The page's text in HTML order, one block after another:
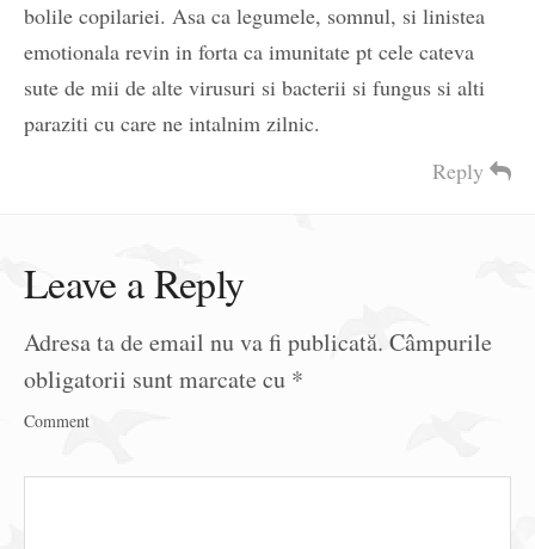
bolile copilariei. Asa ca legumele, somnul, si linistea
emotionala revin in forta ca imunitate pt cele cateva
sute de mii de alte virusuri si bacterii si fungus si alti
paraziti cu care ne intalnim zilnic.
Reply
Leave a Reply
Adresa ta de email nu va fi publicată. Câmpurile
obligatorii sunt marcate cu *
Comment